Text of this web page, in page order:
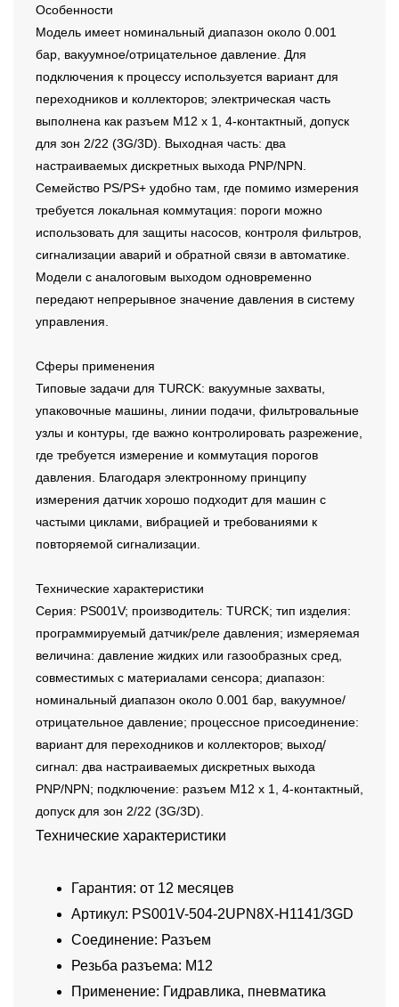
Особенности
Модель имеет номинальный диапазон около 0.001
бар, вакуумное/отрицательное давление. Для
подключения к процессу используется вариант для
переходников и коллекторов; электрическая часть
выполнена как разъем M12 x 1, 4-контактный, допуск
для зон 2/22 (3G/3D). Выходная часть: два
настраиваемых дискретных выхода PNP/NPN.
Семейство PS/PS+ удобно там, где помимо измерения
требуется локальная коммутация: пороги можно
использовать для защиты насосов, контроля фильтров,
сигнализации аварий и обратной связи в автоматике.
Модели с аналоговым выходом одновременно
передают непрерывное значение давления в систему
управления.
Сферы применения
Типовые задачи для TURCK: вакуумные захваты,
упаковочные машины, линии подачи, фильтровальные
узлы и контуры, где важно контролировать разрежение,
где требуется измерение и коммутация порогов
давления. Благодаря электронному принципу
измерения датчик хорошо подходит для машин с
частыми циклами, вибрацией и требованиями к
повторяемой сигнализации.
Технические характеристики
Серия: PS001V; производитель: TURCK; тип изделия:
программируемый датчик/реле давления; измеряемая
величина: давление жидких или газообразных сред,
совместимых с материалами сенсора; диапазон:
номинальный диапазон около 0.001 бар, вакуумное/
отрицательное давление; процессное присоединение:
вариант для переходников и коллекторов; выход/
сигнал: два настраиваемых дискретных выхода
PNP/NPN; подключение: разъем M12 x 1, 4-контактный,
допуск для зон 2/22 (3G/3D).
Технические характеристики
Гарантия: от 12 месяцев
Артикул: PS001V-504-2UPN8X-H1141/3GD
Соединение: Разъем
Резьба разъема: M12
Применение: Гидравлика, пневматика